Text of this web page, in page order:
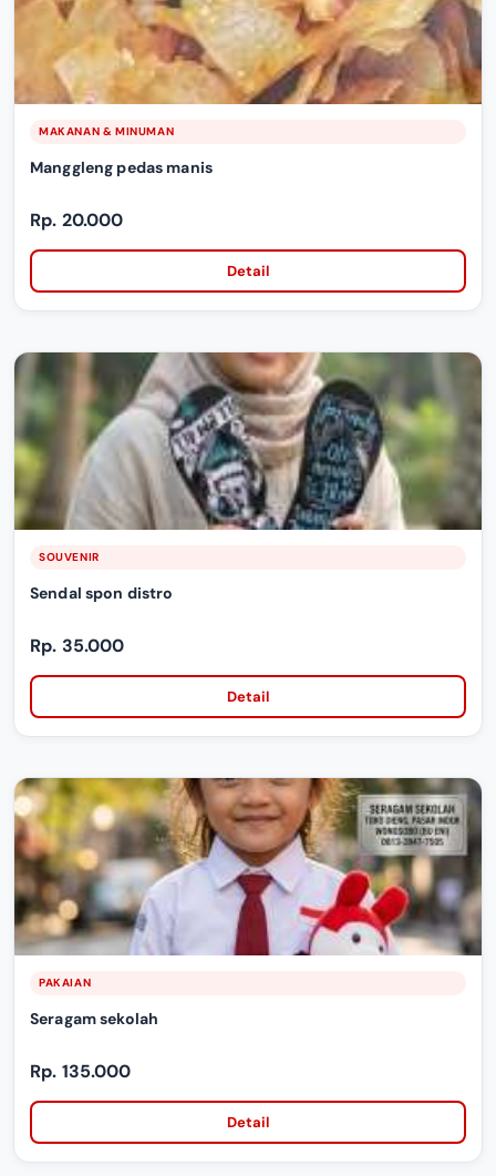
MAKANAN & MINUMAN
Manggleng pedas manis
Rp. 20.000
Detail
SOUVENIR
Sendal spon distro
Rp. 35.000
Detail
PAKAIAN
Seragam sekolah
Rp. 135.000
Detail